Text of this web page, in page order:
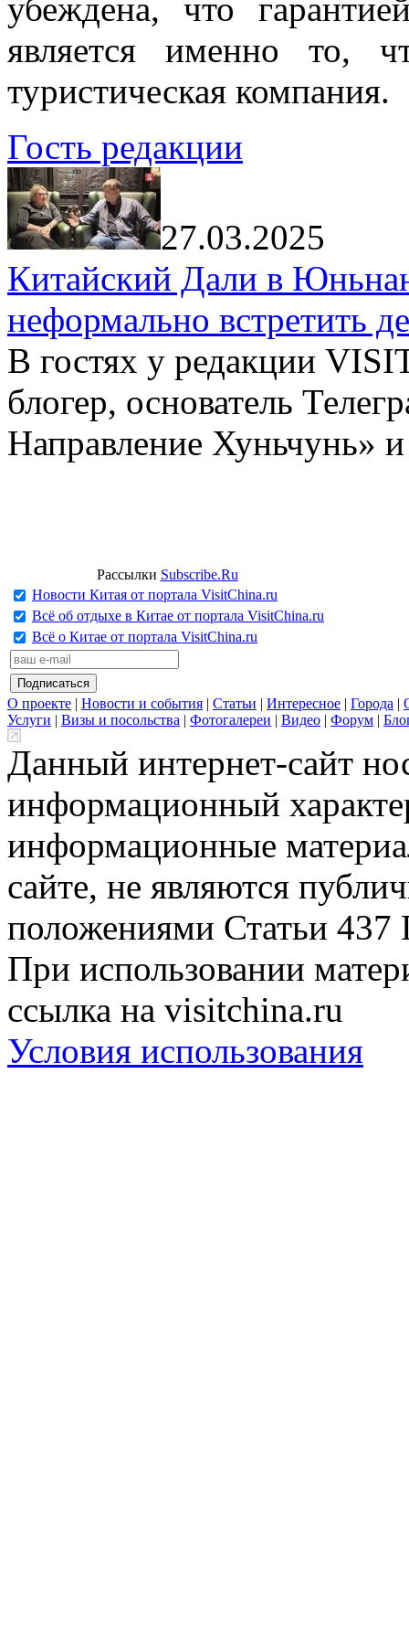
убеждена, что
является именно то,
туристическая компания.
Гость редакции
27.03.2025
Китайский Дали в
неформально встретить
В гостях у редакции
блогер, основатель
Направление Хуньчунь»
Рассылки Subscribe.Ru
Новости Китая от портала VisitChina.ru
Всё об отдыхе в Китае от портала VisitChina.ru
Всё о Китае от портала VisitChina.ru
О проекте | Новости и события | Статьи | Интересное | Города |
Услуги | Визы и посольства | Фотогалереи | Видео | Форум |
Данный интернет-сайт
информационный
информационные
сайте, не являются
положениями Статьи 437
При использовании
ссылка на visitchina.ru
Условия использования